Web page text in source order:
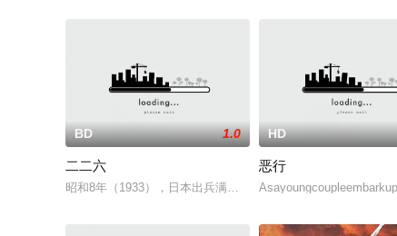
BD 1.0
二二六
昭和8年（1933），日本出兵满洲里，脱离国际联盟，在国际
HD
恶行